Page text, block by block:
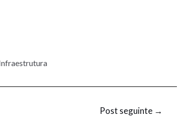
Post seguinte →